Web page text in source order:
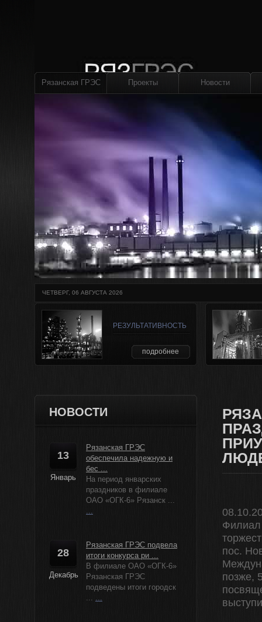
Рязанская ГРЭС Проекты Новости
ЧЕТВЕРГ, 06 АВГУСТА 2026
РЕЗУЛЬТАТИВНОСТЬ
подробнее
НОВОСТИ
13
Январь
Рязанская ГРЭС
обеспечила надежную и
бес ...
На период январских
праздников в филиале
ОАО «ОГК-6» Рязанск ...
...
28
Декабрь
Рязанская ГРЭС подвела
итоги конкурса ри ...
В филиале ОАО «ОГК-6»
Рязанская ГРЭС
подведены итоги городск
... ...
пос.
позже,